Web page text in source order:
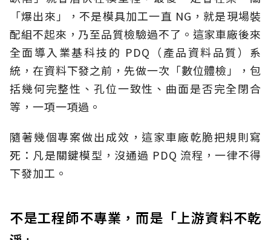
「爆出來」，不是模具加工一直 NG，就是現場裝
配組不起來，乃至品質檢驗過不了。這家車廠後來
全面導入業基科技的 PDQ（產品資料品質）系
統，在資料下發之前，先做一次「數位體檢」，包
括幾何完整性、孔位一致性、曲面是否完全閉合
等，一項一項過。
隨著幾個專案做出成效，這家車廠乾脆把規則寫
死：凡是關鍵模型，沒通過 PDQ 流程，一律不得
下發加工。
不是工程師不專業，而是「上游資料不乾